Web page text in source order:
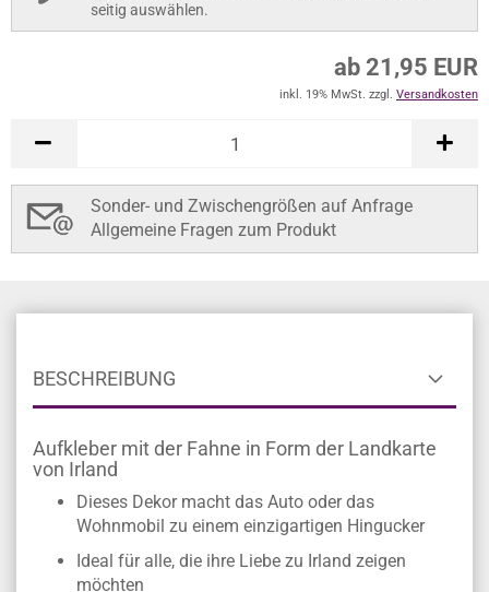
seitig auswählen.
ab 21,95 EUR
inkl. 19% MwSt. zzgl. Versandkosten
Sonder- und Zwischengrößen auf Anfrage
Allgemeine Fragen zum Produkt
BESCHREIBUNG
Aufkleber mit der Fahne in Form der Landkarte
von Irland
Dieses Dekor macht das Auto oder das
Wohnmobil zu einem einzigartigen Hingucker
Ideal für alle, die ihre Liebe zu Irland zeigen
möchten